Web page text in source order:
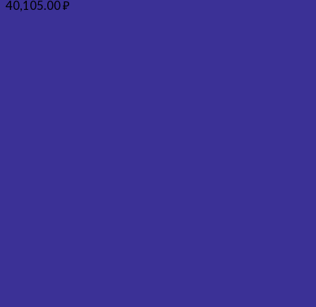
40,105.00₽